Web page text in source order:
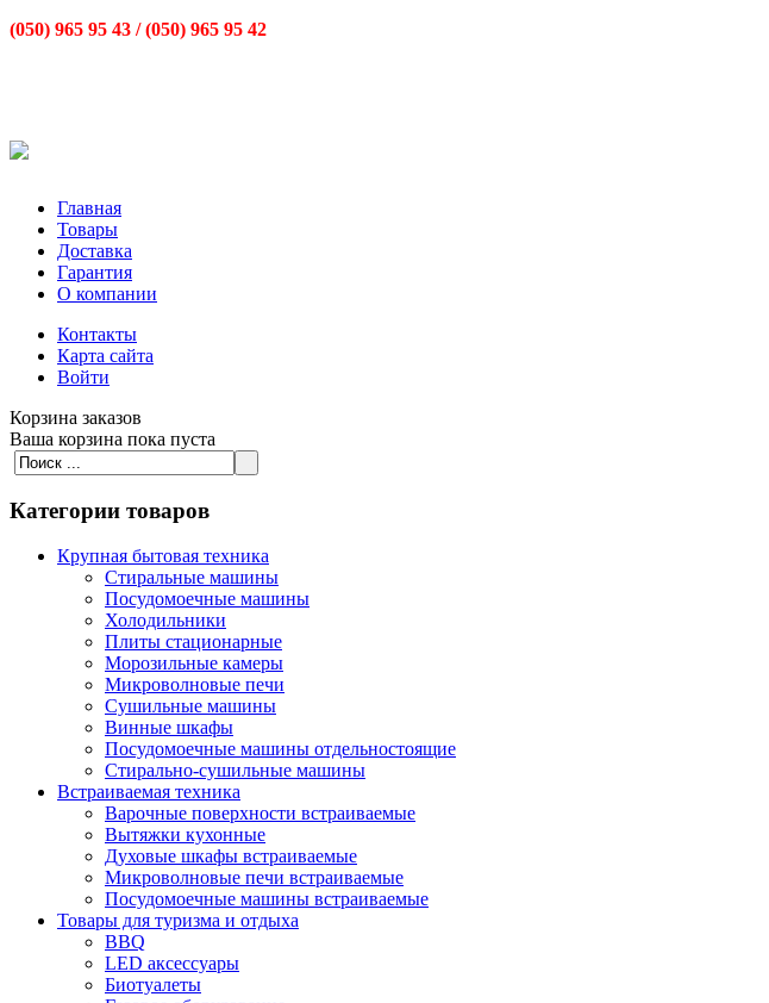
(050) 965 95 43 /(050) 965 95 42
Главная
Товары
Доставка
Гарантия
О компании
Контакты
Карта сайта
Войти
Корзина заказов
Ваша корзина пока пуста
Категории товаров
Крупная бытовая техника
Стиральные машины
Посудомоечные машины
Холодильники
Плиты стационарные
Морозильные камеры
Микроволновые печи
Сушильные машины
Винные шкафы
Посудомоечные машины отдельностоящие
Стирально-сушильные машины
Встраиваемая техника
Варочные поверхности встраиваемые
Вытяжки кухонные
Духовые шкафы встраиваемые
Микроволновые печи встраиваемые
Посудомоечные машины встраиваемые
Товары для туризма и отдыха
BBQ
LED аксессуары
Биотуалеты